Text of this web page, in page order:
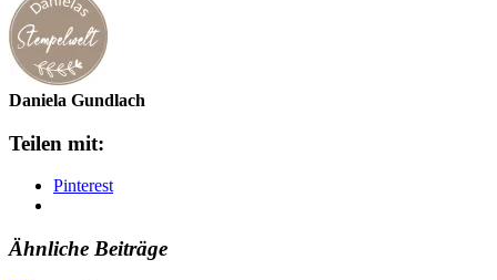
Daniela Gundlach
Teilen mit:
Pinterest
Ähnliche Beiträge